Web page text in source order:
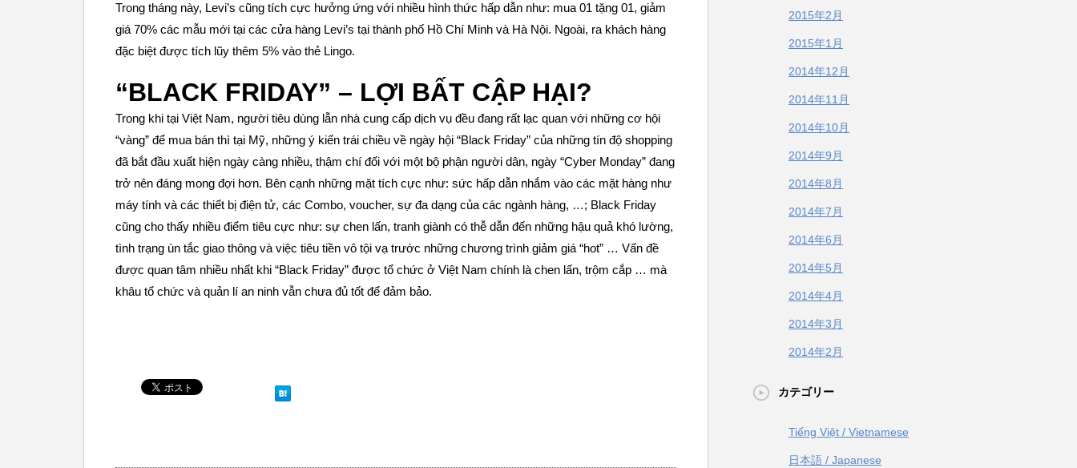
Trong tháng này, Levi’s cũng tích cực hưởng ứng với nhiều hình thức hấp dẫn như: mua 01 tặng 01, giảm
giá 70% các mẫu mới tại các cửa hàng Levi’s tại thành phố Hồ Chí Minh và Hà Nội. Ngoài, ra khách hàng
đặc biệt được tích lũy thêm 5% vào thẻ Lingo.
“BLACK FRIDAY” – LỢI BẤT CẬP HẠI?
Trong khi tại Việt Nam, người tiêu dùng lẫn nhà cung cấp dịch vụ đều đang rất lạc quan với những cơ hội
“vàng” để mua bán thì tại Mỹ, những ý kiến trái chiều về ngày hội “Black Friday” của những tín độ shopping
đã bắt đầu xuất hiện ngày càng nhiều, thậm chí đối với một bộ phận người dân, ngày “Cyber Monday” đang
trở nên đáng mong đợi hơn. Bên cạnh những mặt tích cực như: sức hấp dẫn nhắm vào các mặt hàng như
máy tính và các thiết bị điện tử, các Combo, voucher, sự đa dạng của các ngành hàng, …; Black Friday
cũng cho thấy nhiều điểm tiêu cực như: sự chen lấn, tranh giành có thễ dẫn đến những hậu quả khó lường,
tình trạng ùn tắc giao thông và việc tiêu tiền vô tội vạ trước những chương trình giảm giá “hot” … Vấn đề
được quan tâm nhiều nhất khi “Black Friday” được tổ chức ở Việt Nam chính là chen lấn, trộm cắp … mà
khâu tổ chức và quản lí an ninh vẫn chưa đủ tốt để đảm bảo.
2015年2月
2015年1月
2014年12月
2014年11月
2014年10月
2014年9月
2014年8月
2014年7月
2014年6月
2014年5月
2014年4月
2014年3月
2014年2月
カテゴリー
Tiếng Việt / Vietnamese
日本語 / Japanese